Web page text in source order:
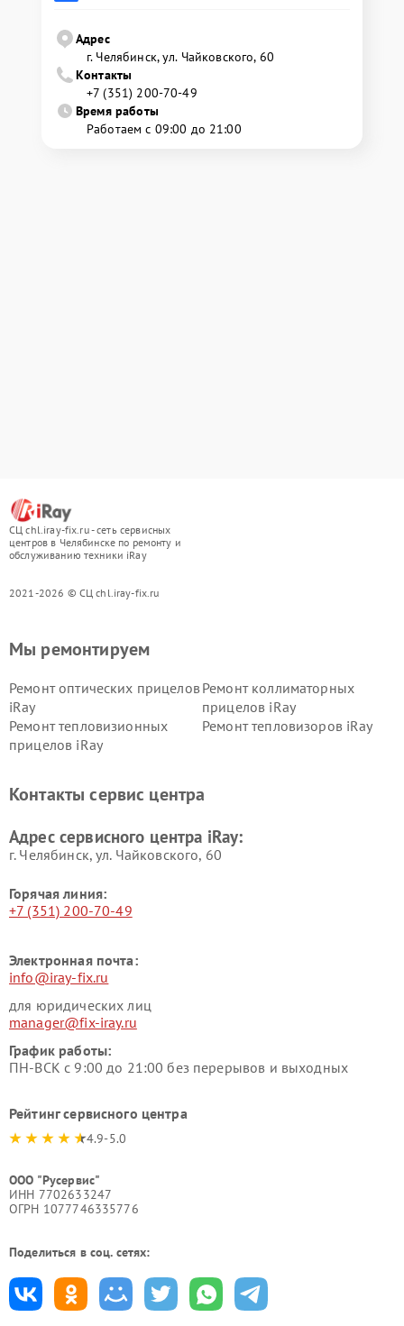
Адрес
г. Челябинск, ул. Чайковского, 60
Контакты
+7 (351) 200-70-49
Время работы
Работаем с 09:00 до 21:00
СЦ chl.iray-fix.ru - сеть сервисных
центров в Челябинске по ремонту и
обслуживанию техники iRay
2021-2026 © СЦ chl.iray-fix.ru
Мы ремонтируем
Ремонт оптических прицелов
iRay
Ремонт коллиматорных
прицелов iRay
Ремонт тепловизионных
прицелов iRay
Ремонт тепловизоров iRay
Контакты сервис центра
Адрес сервисного центра iRay:
г. Челябинск, ул. Чайковского, 60
Горячая линия:
+7 (351) 200-70-49
Электронная почта:
info@iray-fix.ru
для юридических лиц
manager@fix-iray.ru
График работы:
ПН-ВСК с 9:00 до 21:00 без перерывов и выходных
Рейтинг сервисного центра
4.9-5.0
ООО "Русервис"
ИНН 7702633247
ОГРН 1077746335776
Поделиться в соц. сетях: